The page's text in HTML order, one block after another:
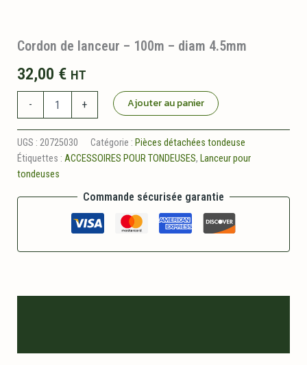
Cordon de lanceur – 100m – diam 4.5mm
32,00 € HT
-
de
lanceur
100m
+ Ajouter au panier
UGS : 20725030 Catégorie : Pièces détachées tondeuse
Étiquettes : ACCESSOIRES POUR TONDEUSES, Lanceur pour
tondeuses
Commande sécurisée garantie